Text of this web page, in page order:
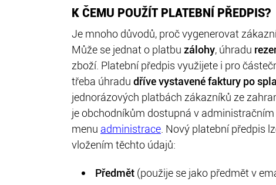
K ČEMU POUŽÍT PLATEBNÍ PŘEDPIS?
Je mnoho důvodů, proč vygenerovat
Může se jednat o platbu zálohy, úhradu
zboží. Platební předpis využijete i pro
třeba úhradu dříve vystavené faktury po
jednorázových platbách zákazníků ze
je obchodníkům dostupná v
menu administrace . Nový platební předpis
vložením těchto údajů:
Předmět(použije se jako předmět v